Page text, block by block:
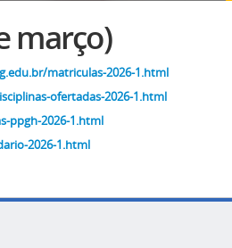
março)
matriculas-2026-1.html
ofertadas-2026-1.html
ppgh-2026-1.html
2026-1.html